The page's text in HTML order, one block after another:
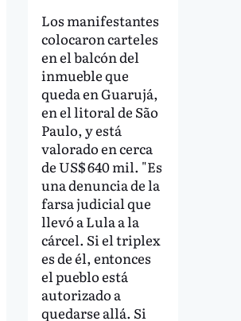
Los manifestantes
colocaron carteles
en el balcón del
inmueble que
queda en Guarujá,
en el litoral de São
Paulo, y está
valorado en cerca
de US$ 640 mil. "Es
una denuncia de la
farsa judicial que
llevó a Lula a la
cárcel. Si el triplex
es de él, entonces
el pueblo está
autorizado a
quedarse allá. Si